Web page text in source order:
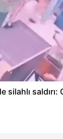
silahlı